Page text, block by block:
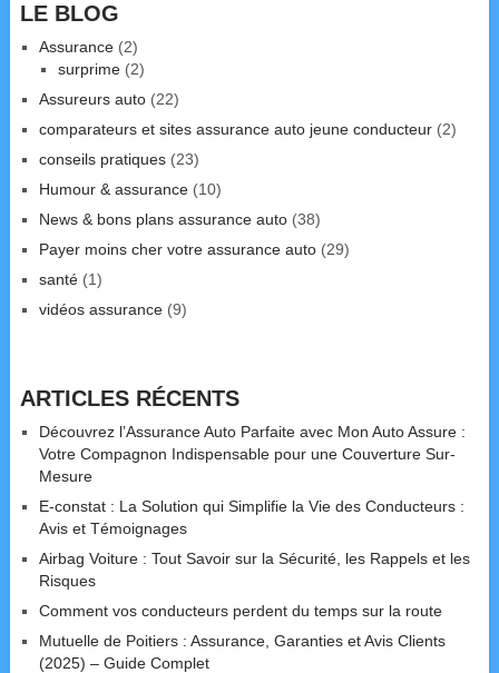
LE BLOG
Assurance(2)
surprime(2)
Assureurs auto(22)
comparateurs et sites assurance auto jeune conducteur(2)
conseils pratiques(23)
Humour & assurance(10)
News & bons plans assurance auto(38)
Payer moins cher votre assurance auto(29)
santé(1)
vidéos assurance(9)
ARTICLES RÉCENTS
Découvrez l’Assurance Auto Parfaite avec Mon Auto Assure :
Votre Compagnon Indispensable pour une Couverture Sur-
Mesure
E-constat : La Solution qui Simplifie la Vie des Conducteurs :
Avis et Témoignages
Airbag Voiture : Tout Savoir sur la Sécurité, les Rappels et les
Risques
Comment vos conducteurs perdent du temps sur la route
Mutuelle de Poitiers : Assurance, Garanties et Avis Clients
(2025) – Guide Complet